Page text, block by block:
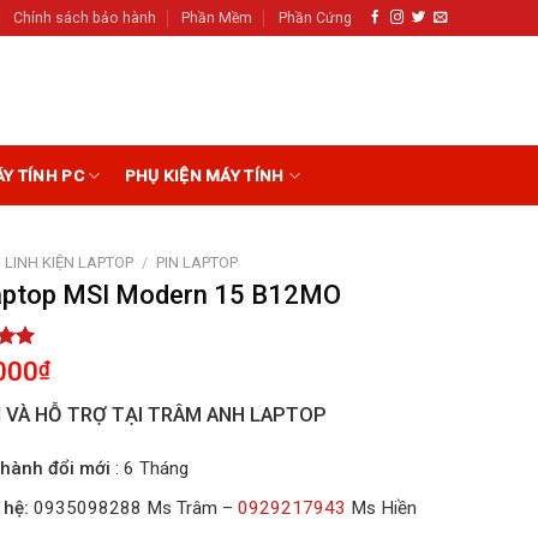
Chính sách bảo hành Phần Mềm Phần Cứng
TÍNH PC PHỤ KIỆN MÁY TÍNH
LINH KIỆN LAPTOP / PIN LAPTOP
MSI Modern 15 B12MO
₫
VÀ HỖ TRỢ TẠI TRÂM ANH LAPTOP
đổi mới : 6 Tháng
0935098288 Ms Trâm – 0929217943 Ms Hiền